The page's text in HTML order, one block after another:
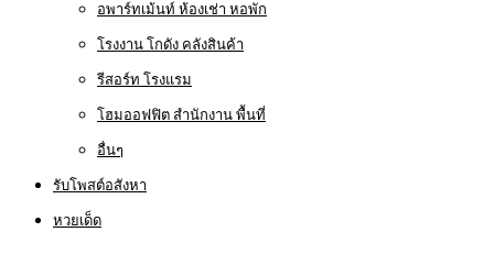
อพาร์ทเม้นท์ ห้องเช่า หอพัก
โรงงาน โกดัง คลังสินค้า
รีสอร์ท โรงแรม
โฮมออฟฟิต สำนักงาน พื้นที่
อื่นๆ
รับโพสต์อสังหา
หวยเด็ด